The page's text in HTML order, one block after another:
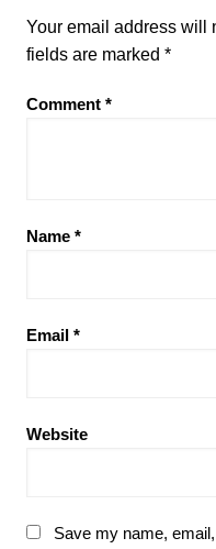
Your email address will
fields are marked *
Comment *
Name *
Email *
Website
Save my name,